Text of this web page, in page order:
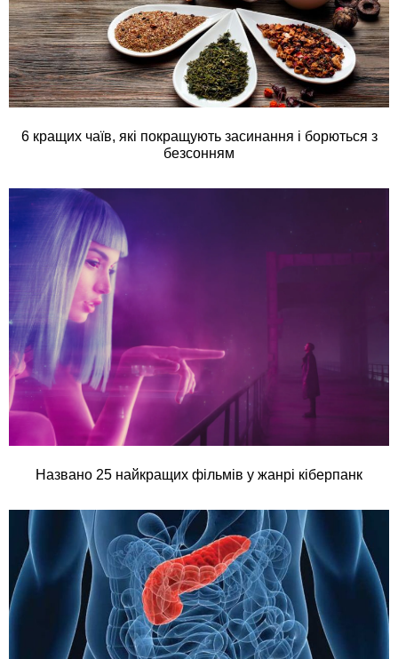
6 кращих чаїв, які покращують засинання і борються з
безсонням
Названо 25 найкращих фільмів у жанрі кіберпанк